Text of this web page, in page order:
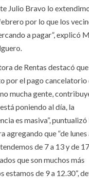
Julio Bravo lo
por lo que los
a pagar”, explicó
de Rentas destacó
por el pago cancelatorio
mucha gente,
poniendo al día, la
es masiva”, puntualizó
agregando que “de lunes
de 7 a 13 y de
que son muchos más
estamos de 9 a 12.30”,